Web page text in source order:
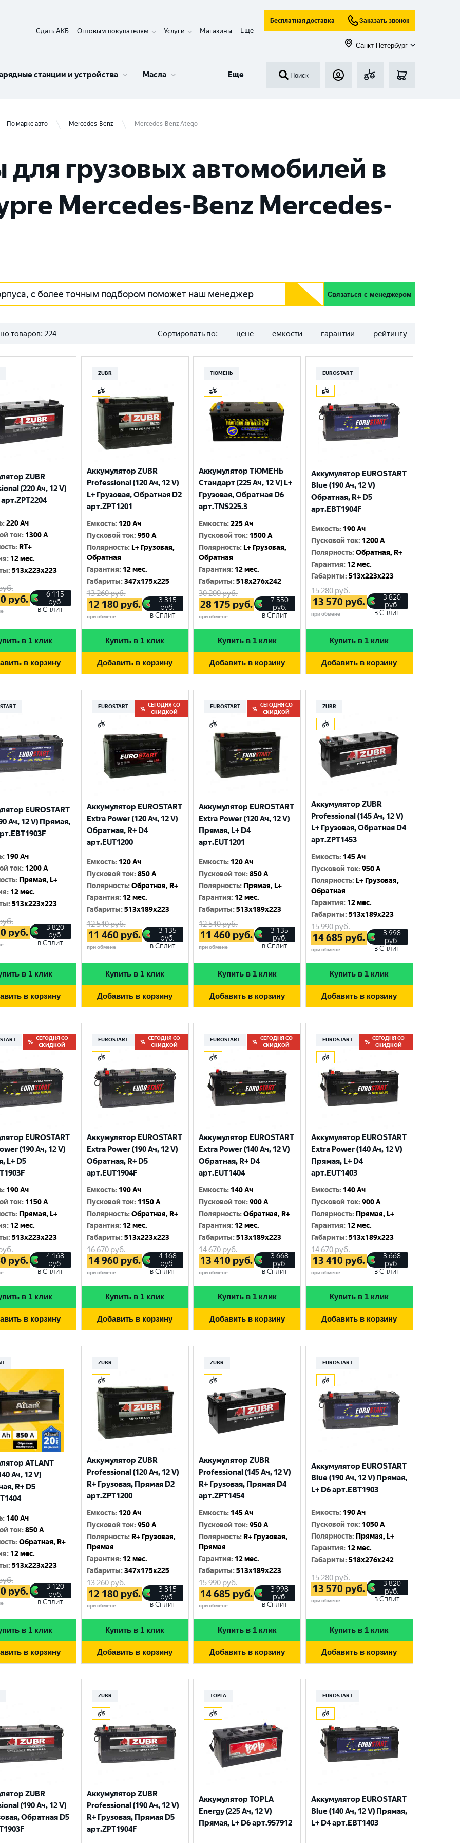
Сдать АКБ Оптовым покупателям Услуги Магазины Еще
Бесплатная доставка Заказать звонок
Санкт-Петербург
станции и устройства Масла Еще Поиск
По марке авто Mercedes-Benz Mercedes-Benz Atego
грузовых автомобилей в
Mercedes-Benz Mercedes-
с более точным подбором поможет наш менеджер Связаться с менеджером
товаров: 224 Сортировать по: цене емкости гарантии рейтингу
ZUBR
(220 Ач, 12 V)
арт.ZPT2204
:220 Ач
ток: 1300 A
: RT+
: 12 мес.
:513x223x223
руб.
6 115
руб.
в Сплит
в 1 клик
в корзину
ZUBR
Аккумулятор ZUBR
Professional (120 Ач, 12 V)
L+ Грузовая, Обратная D2
арт.ZPT1201
Емкость: 120 Ач
Пусковой ток:950 A
Полярность: L+ Грузовая,
Обратная
Гарантия: 12 мес.
Габариты:347x175x225
13 260руб.
12 180 руб.
при обмене
3 315
руб.
в Сплит
Купить в 1 клик
Добавить в корзину
ТЮМЕНЬ
Аккумулятор ТЮМЕНЬ
Стандарт (225 Ач, 12 V) L+
Грузовая, Обратная D6
арт.TNS225.3
Емкость:225 Ач
Пусковой ток: 1500 A
Полярность: L+ Грузовая,
Обратная
Гарантия: 12 мес.
Габариты:518x276x242
30 200руб.
28 175 руб.
при обмене
7 550
руб.
в Сплит
Купить в 1 клик
Добавить в корзину
EUROSTART
Аккумулятор EUROSTART
Blue (190 Ач, 12 V)
Обратная, R+ D5
арт.EBT1904F
Емкость: 190 Ач
Пусковой ток: 1200 A
Полярность:Обратная, R+
Гарантия: 12 мес.
Габариты:513x223x223
15 280руб.
13 570 руб.
при обмене
3 820
руб.
в Сплит
Купить в 1 клик
Добавить в корзину
EUROSTART
Ач, 12 V) Прямая,
: 190 Ач
ток: 1200 A
: Прямая, L+
: 12 мес.
:513x223x223
руб.
3 820
руб.
в Сплит
в 1 клик
в корзину
EUROSTART
СЕГОДНЯ СО
СКИДКОЙ
Аккумулятор EUROSTART
Extra Power (120 Ач, 12 V)
Обратная, R+ D4
арт.EUT1200
Емкость: 120 Ач
Пусковой ток:850 A
Полярность:Обратная, R+
Гарантия: 12 мес.
Габариты:513x189x223
12 540руб.
11 460 руб.
при обмене
3 135
руб.
в Сплит
Купить в 1 клик
Добавить в корзину
EUROSTART
СЕГОДНЯ СО
СКИДКОЙ
Аккумулятор EUROSTART
Extra Power (120 Ач, 12 V)
Прямая, L+ D4
арт.EUT1201
Емкость: 120 Ач
Пусковой ток:850 A
Полярность: Прямая, L+
Гарантия: 12 мес.
Габариты:513x189x223
12 540руб.
11 460 руб.
при обмене
3 135
руб.
в Сплит
Купить в 1 клик
Добавить в корзину
ZUBR
Аккумулятор ZUBR
Professional (145 Ач, 12 V)
L+ Грузовая, Обратная D4
арт.ZPT1453
Емкость: 145 Ач
Пусковой ток:950 A
Полярность: L+ Грузовая,
Обратная
Гарантия: 12 мес.
Габариты:513x189x223
15 990руб.
14 685 руб.
при обмене
3 998
руб.
в Сплит
Купить в 1 клик
Добавить в корзину
СЕГОДНЯ СО
СКИДКОЙ
EUROSTART
(190 Ач, 12 V)
L+ D5
: 190 Ач
ток: 1150 A
: Прямая, L+
: 12 мес.
:513x223x223
руб.
4 168
руб.
в Сплит
в 1 клик
в корзину
EUROSTART
СЕГОДНЯ СО
СКИДКОЙ
Аккумулятор EUROSTART
Extra Power (190 Ач, 12 V)
Обратная, R+ D5
арт.EUT1904F
Емкость: 190 Ач
Пусковой ток: 1150 A
Полярность:Обратная, R+
Гарантия: 12 мес.
Габариты:513x223x223
16 670руб.
14 960 руб.
при обмене
4 168
руб.
в Сплит
Купить в 1 клик
Добавить в корзину
EUROSTART
СЕГОДНЯ СО
СКИДКОЙ
Аккумулятор EUROSTART
Extra Power (140 Ач, 12 V)
Обратная, R+ D4
арт.EUT1404
Емкость: 140 Ач
Пусковой ток:900 A
Полярность:Обратная, R+
Гарантия: 12 мес.
Габариты:513x189x223
14 670руб.
13 410 руб.
при обмене
3 668
руб.
в Сплит
Купить в 1 клик
Добавить в корзину
EUROSTART
СЕГОДНЯ СО
СКИДКОЙ
Аккумулятор EUROSTART
Extra Power (140 Ач, 12 V)
Прямая, L+ D4
арт.EUT1403
Емкость: 140 Ач
Пусковой ток:900 A
Полярность: Прямая, L+
Гарантия: 12 мес.
Габариты:513x189x223
14 670руб.
13 410 руб.
при обмене
3 668
руб.
в Сплит
Купить в 1 клик
Добавить в корзину
ATLANT
Ач, 12 V)
R+ D5
: 140 Ач
ток:850 A
:Обратная, R+
: 12 мес.
:513x223x223
руб.
3 120
руб.
в Сплит
в 1 клик
в корзину
ZUBR
Аккумулятор ZUBR
Professional (120 Ач, 12 V)
R+ Грузовая, Прямая D2
арт.ZPT1200
Емкость: 120 Ач
Пусковой ток:950 A
Полярность: R+ Грузовая,
Прямая
Гарантия: 12 мес.
Габариты:347x175x225
13 260руб.
12 180 руб.
при обмене
3 315
руб.
в Сплит
Купить в 1 клик
Добавить в корзину
ZUBR
Аккумулятор ZUBR
Professional (145 Ач, 12 V)
R+ Грузовая, Прямая D4
арт.ZPT1454
Емкость: 145 Ач
Пусковой ток:950 A
Полярность: R+ Грузовая,
Прямая
Гарантия: 12 мес.
Габариты:513x189x223
15 990руб.
14 685 руб.
при обмене
3 998
руб.
в Сплит
Купить в 1 клик
Добавить в корзину
EUROSTART
Аккумулятор EUROSTART
Blue (190 Ач, 12 V) Прямая,
L+ D6 арт.EBT1903
Емкость: 190 Ач
Пусковой ток: 1050 A
Полярность: Прямая, L+
Гарантия: 12 мес.
Габариты:518x276x242
15 280руб.
13 570 руб.
при обмене
3 820
руб.
в Сплит
Купить в 1 клик
Добавить в корзину
ZUBR
(190 Ач, 12 V)
Обратная D5
ZUBR
Аккумулятор ZUBR
Professional (190 Ач, 12 V)
R+ Грузовая, Прямая D5
арт.ZPT1904F
TOPLA
Аккумулятор TOPLA
Energy (225 Ач, 12 V)
Прямая, L+ D6 арт.957912
EUROSTART
Аккумулятор EUROSTART
Blue (140 Ач, 12 V) Прямая,
L+ D4 арт.EBT1403
Выберите ваш город
Гатчина
Москва
Смоленск